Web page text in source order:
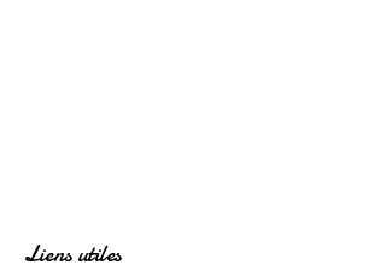
Liens utiles